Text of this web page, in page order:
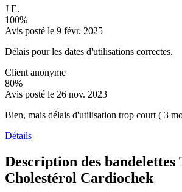
J E.
100%
Avis posté le 9 févr. 2025
Délais pour les dates d'utilisations correctes.
Client anonyme
80%
Avis posté le 26 nov. 2023
Bien, mais délais d'utilisation trop court ( 3
Détails
Description des bandelettes
Cholestérol Cardiochek